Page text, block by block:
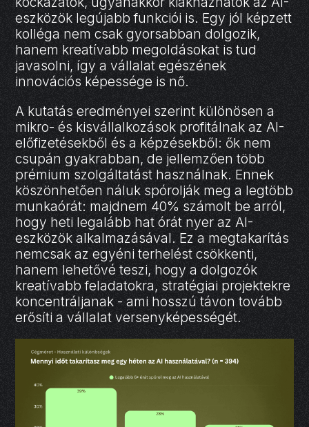
eszközök legújabb funkciói is. Egy jól képzett
kolléga nem csak gyorsabban dolgozik,
hanem kreatívabb megoldásokat is tud
javasolni, így a vállalat egészének
innovációs képessége is nő.
A kutatás eredményei szerint különösen a
mikro- és kisvállalkozások profitálnak az AI-
előfizetésekből és a képzésekből: ők nem
csupán gyakrabban, de jellemzően több
prémium szolgáltatást használnak. Ennek
köszönhetően náluk spórolják meg a legtöbb
munkaórát: majdnem 40% számolt be arról,
hogy heti legalább hat órát nyer az AI-
eszközök alkalmazásával. Ez a megtakarítás
nemcsak az egyéni terhelést csökkenti,
hanem lehetővé teszi, hogy a dolgozók
kreatívabb feladatokra, stratégiai projektekre
koncentráljanak - ami hosszú távon tovább
erősíti a vállalat versenyképességét.